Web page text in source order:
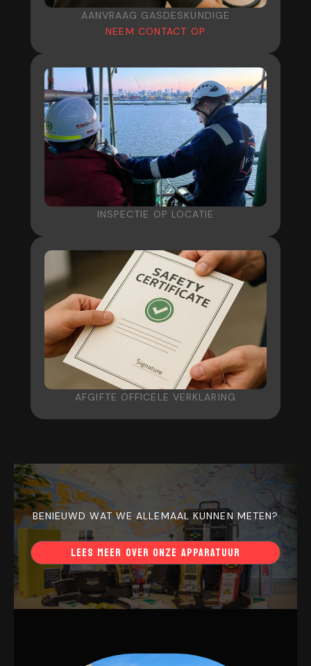
AANVRAAG GASDESKUNDIGE
NEEM CONTACT OP
INSPECTIE OP LOCATIE
AFGIFTE OFFICELE VERKLARING
BENIEUWD WAT WE ALLEMAAL KUNNEN METEN?
LEES MEER OVER ONZE APPARATUUR